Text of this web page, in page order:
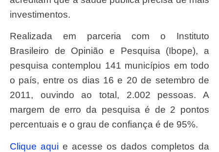
investimentos.
Realizada em parceria com o Instituto
Brasileiro de Opinião e Pesquisa (Ibope), a
pesquisa contemplou 141 municípios em todo
o país, entre os dias 16 e 20 de setembro de
2011, ouvindo ao total, 2.002 pessoas. A
margem de erro da pesquisa é de 2 pontos
percentuais e o grau de confiança é de 95%.
Clique aqui e acesse os dados completos da